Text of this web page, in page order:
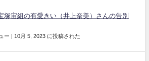
塚宙組の有愛きい（井上奈美）さんの告別
ー | 10月 5, 2023 に投稿された